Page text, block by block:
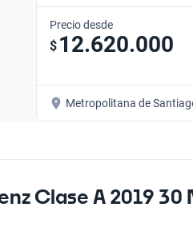
Precio desde
$ 12.620.000
Metropolitana de
Clase A 2019 30